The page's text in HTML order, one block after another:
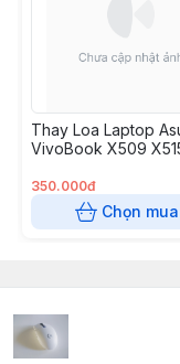
Thay Loa Laptop
VivoBook X509
X509UA X509MA
350.000đ
Chọn mua